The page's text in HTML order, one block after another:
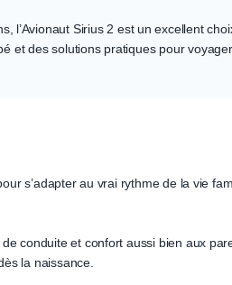
l’Avionaut Sirius 2 est un excellent
et des solutions pratiques pour
s’adapter au vrai rythme de la vie
conduite et confort aussi bien aux
la naissance.